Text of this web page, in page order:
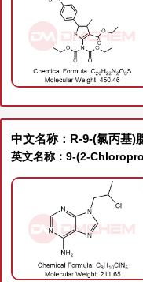
中文名称：R-9-(氯丙基)
英文名称：9-(2-